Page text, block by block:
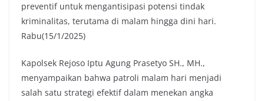
preventif untuk mengantisipasi potensi tindak
kriminalitas, terutama di malam hingga dini hari.
Rabu(15/1/2025)
Kapolsek Rejoso Iptu Agung Prasetyo SH., MH.,
menyampaikan bahwa patroli malam hari menjadi
salah satu strategi efektif dalam menekan angka